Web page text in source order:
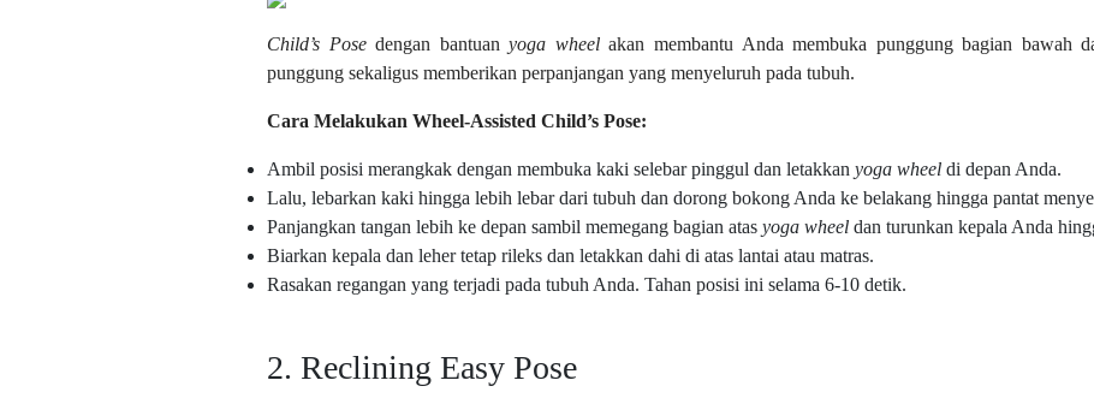
Child’s Posedengan bantuanyoga wheelakan membantu Anda membuka punggung bagian bawah
punggung sekaligus memberikan perpanjangan yang menyeluruh pada tubuh.
Cara Melakukan Wheel-Assisted Child’s Pose:
Ambil posisi merangkak dengan membuka kaki selebar pinggul dan letakkanyoga wheel di depan Anda.
Lalu, lebarkan kaki hingga lebih lebar dari tubuh dan dorong bokong Anda ke belakang hingga pantat
Panjangkan tangan lebih ke depan sambil memegang bagian atasyoga wheel dan turunkan kepala Anda
Biarkan kepala dan leher tetap rileks dan letakkan dahi di atas lantai atau matras.
Rasakan regangan yang terjadi pada tubuh Anda. Tahan posisi ini selama 6-10 detik.
2. Reclining Easy Pose